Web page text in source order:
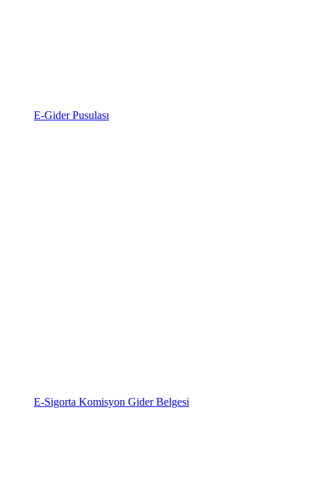
E-Gider Pusulası
E-Sigorta Komisyon Gider Belgesi